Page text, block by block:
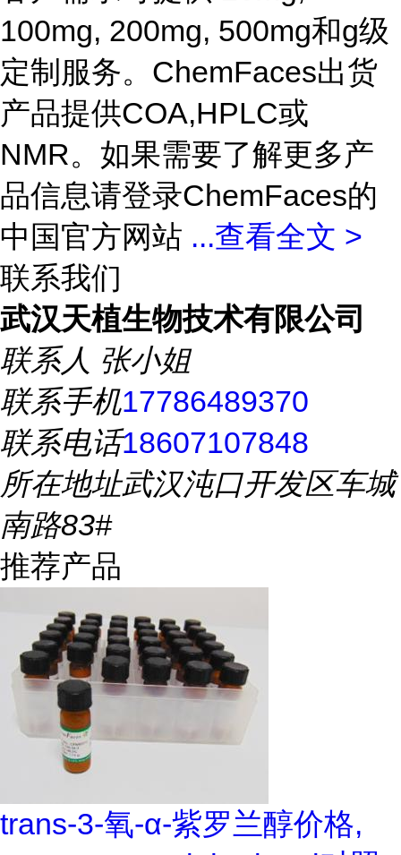
100mg, 200mg, 500mg和g级
定制服务。ChemFaces出货
产品提供COA,HPLC或
NMR。如果需要了解更多产
品信息请登录ChemFaces的
中国官方网站 ...查看全文 >
联系我们
武汉天植生物技术有限公司
联系人 张小姐
联系手机17786489370
联系电话18607107848
所在地址武汉沌口开发区车城
南路83#
推荐产品
trans-3-氧-α-紫罗兰醇价格,